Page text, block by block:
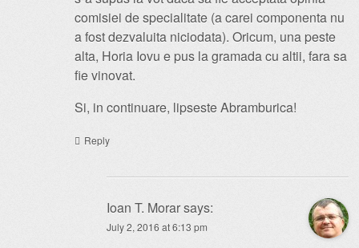
comisiei de specialitate (a carei componenta nu
a fost dezvaluita niciodata). Oricum, una peste
alta, Horia Iovu e pus la gramada cu altii, fara sa
fie vinovat.
Si, in continuare, lipseste Abramburica!
Reply
Ioan T. Morarsays:
July 2, 2016 at 6:13 pm